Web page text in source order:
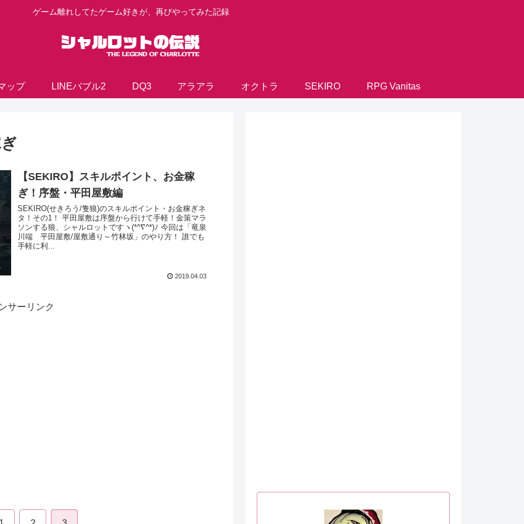
ゲーム離れしてたゲーム好きが、再びやってみた記録
ップ LINEバブル2 DQ3 アラアラ オクトラ SEKIRO RPG Vanitas
【SEKIRO】スキルポイント、お金稼
ぎ！序盤・平田屋敷編
SEKIRO(せきろう/隻狼)のスキルポイント・お金稼ぎネ
タ！その1！ 平田屋敷は序盤から行けて手軽！金策マラ
ソンする狼、シャルロットですヽ(*^∇^*)ﾉ 今回は「竜泉
川端 平田屋敷/屋敷通り～竹林坂」のやり方！ 誰でも
手軽に利...
2019.04.03
サーリンク